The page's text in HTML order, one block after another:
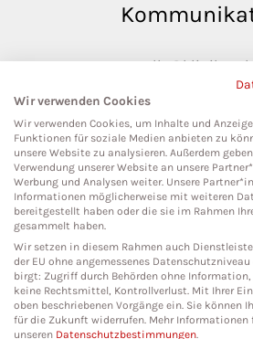
Teutoburger Str.
33604
Social
Wir verwenden Cookies
Wir verwenden Cookies, um Inhalte und
Funktionen für soziale Medien anbieten zu
unsere Website zu analysieren. Außerdem
Verwendung unserer Website an unsere
Werbung und Analysen weiter. Unsere
Informationen möglicherweise mit weiteren
bereitgestellt haben oder die sie im Rahmen
gesammelt haben.
Wir setzen in diesem Rahmen auch
der EU ohne angemessenes
birgt: Zugriff durch Behörden ohne
keine Rechtsmittel, Kontrollverlust. Mit Ihrer
oben beschriebenen Vorgänge ein. Sie
für die Zukunft widerrufen. Mehr Informationen
unseren Datenschutzbestimmungen.